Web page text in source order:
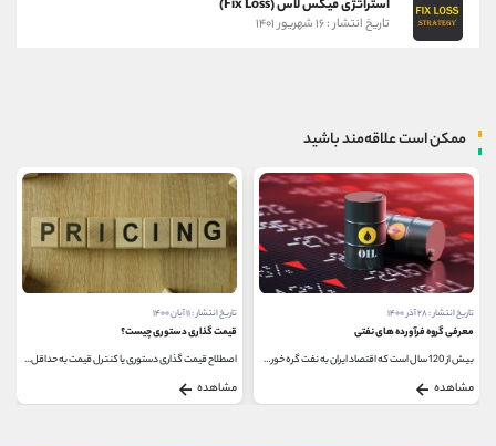
استراتژی فیکس لاس (Fix Loss)
تاریخ انتشار : ۱۶ شهریور ۱۴۰۱
ممکن است علاقه‌مند باشید
تاریخ انتشار : ۲۸ آذر ۱۴۰۰
معرفی گروه فرآورده های نفتی
بیش از 120 سال است که اقتصاد ایران به نفت گره خورده...
مشاهده
تاریخ انتشار : ۱۱ آبان ۱۴۰۰
قیمت گذاری دستوری چیست؟
اصطلاح قیمت گذاری دستوری یا کنترل قیمت به حداقل...
مشاهده